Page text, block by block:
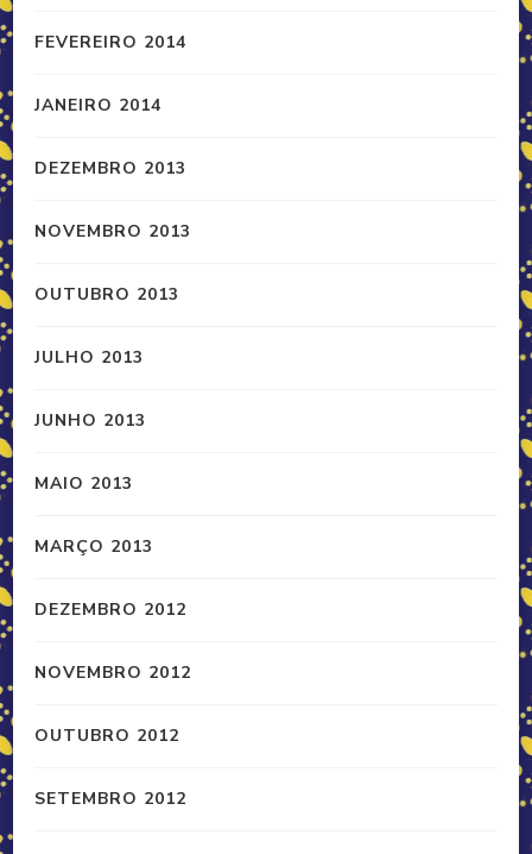
FEVEREIRO 2014
JANEIRO 2014
DEZEMBRO 2013
NOVEMBRO 2013
OUTUBRO 2013
JULHO 2013
JUNHO 2013
MAIO 2013
MARÇO 2013
DEZEMBRO 2012
NOVEMBRO 2012
OUTUBRO 2012
SETEMBRO 2012